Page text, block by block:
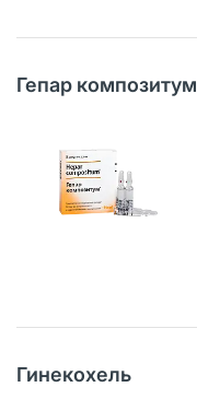
Гепар композитум
Гинекохель